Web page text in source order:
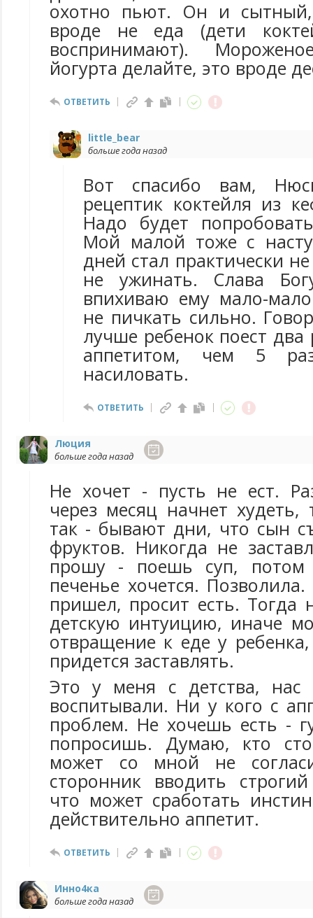
охотно пьют. Он и
вроде не еда (дети
воспринимают).
йогурта делайте, это вроде
ОТВЕТИТЬ
little_bear
больше года назад
Вот спасибо вам,
рецептик коктейля из
Надо будет
Мой малой тоже с
дней стал практически
не ужинать. Слава
впихиваю ему мало-
не пичкать сильно.
лучше ребенок поест
аппетитом, чем 5
насиловать.
ОТВЕТИТЬ
Люция
больше года назад
Не хочет - пусть не ест.
через месяц начнет
так - бывают дни, что сын
фруктов. Никогда не
прошу - поешь суп, потом
печенье хочется.
пришел, просит есть. Тогда
детскую интуицию, иначе
отвращение к еде у
придется заставлять.
Это у меня с детства, нас
воспитывали. Ни у кого с
проблем. Не хочешь есть -
попросишь. Думаю, кто
может со мной не
сторонник вводить
что может сработать
действительно аппетит.
ОТВЕТИТЬ
Инно4ка
больше года назад